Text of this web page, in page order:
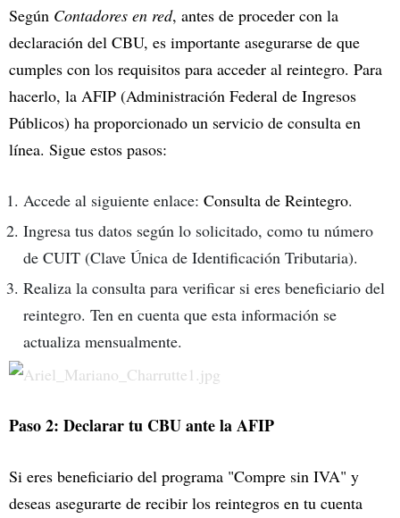
Según Contadores en red, antes de proceder con la
declaración del CBU, es importante asegurarse de que
cumples con los requisitos para acceder al reintegro. Para
hacerlo, la AFIP (Administración Federal de Ingresos
Públicos) ha proporcionado un servicio de consulta en
línea. Sigue estos pasos:
Accede al siguiente enlace: Consulta de Reintegro.
Ingresa tus datos según lo solicitado, como tu número
de CUIT (Clave Única de Identificación Tributaria).
Realiza la consulta para verificar si eres beneficiario del
reintegro. Ten en cuenta que esta información se
actualiza mensualmente.
Paso 2: Declarar tu CBU ante la AFIP
Si eres beneficiario del programa "Compre sin IVA" y
deseas asegurarte de recibir los reintegros en tu cuenta